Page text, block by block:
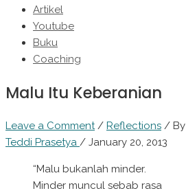
Artikel
Youtube
Buku
Coaching
Malu Itu Keberanian
Leave a Comment / Reflections / By
Teddi Prasetya / January 20, 2013
“Malu bukanlah minder.
Minder muncul sebab rasa